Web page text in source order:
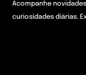
Acompanhe
curiosidades diárias.